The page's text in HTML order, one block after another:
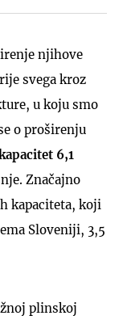
njihove
svega kroz
u koju smo
o proširenju
6,1
Značajno
kapaciteta, koji
Sloveniji, 3,5
plinskoj